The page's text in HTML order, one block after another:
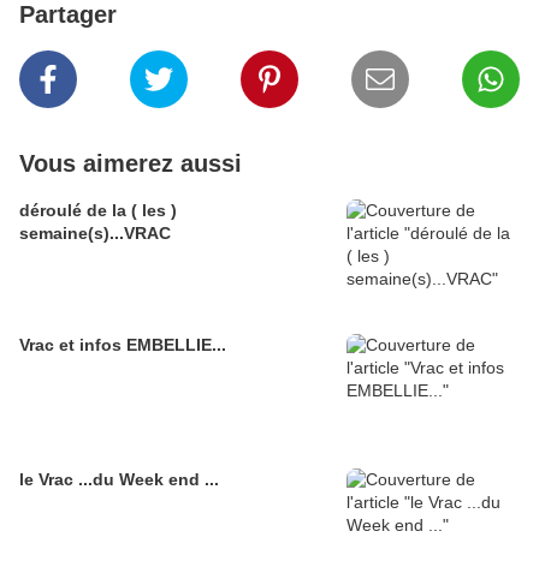
Partager
Vous aimerez aussi
déroulé de la ( les )
semaine(s)...VRAC
Vrac et infos EMBELLIE...
le Vrac ...du Week end ...